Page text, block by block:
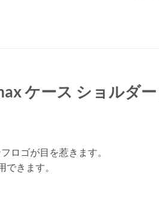
ケース ショルダ
ロゴが目を惹きます。
きます。